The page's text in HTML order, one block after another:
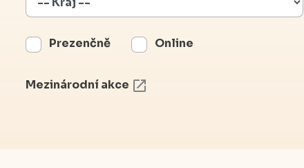
Prezenčně Online
Mezinárodní akce